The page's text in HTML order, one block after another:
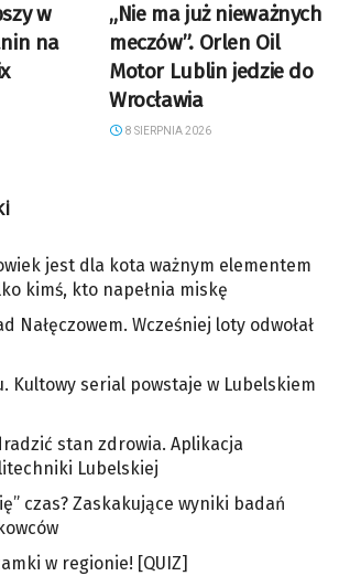
w
na
„Nie ma już nieważnych
meczów”. Orlen Oil
Motor Lublin jedzie do
Wrocławia
8 SIERPNIA 2026
jest dla kota ważnym elementem
kimś, kto napełnia miskę
Nałęczowem. Wcześniej loty odwołał
Kultowy serial powstaje w Lubelskiem
stan zdrowia. Aplikacja
Lubelskiej
czas? Zaskakujące wyniki badań
w regionie! [QUIZ]